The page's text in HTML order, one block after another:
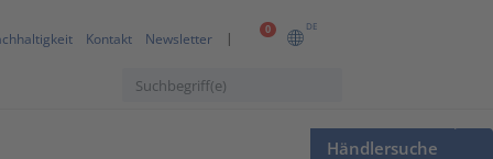
0 DE
Kontakt Newsletter
Händlersuche